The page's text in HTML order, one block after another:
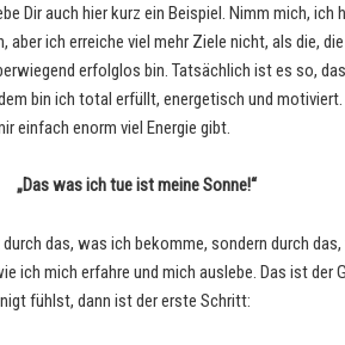
Dir auch hier kurz ein Beispiel. Nimm mich,
aber ich erreiche viel mehr Ziele nicht, als die,
erfolglos bin. Tatsächlich ist es so,
bin ich total erfüllt, energetisch und
einfach enorm viel Energie gibt.
„Das was ich tue ist meine Sonne!“
das, was ich bekomme, sondern durch
ich mich erfahre und mich auslebe. Das ist der
fühlst, dann ist der erste Schritt: